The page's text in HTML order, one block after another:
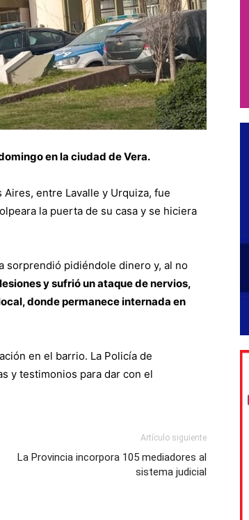
en la ciudad de Vera.
entre Lavalle y Urquiza, fue
la puerta de su casa y se hiciera
sorprendió pidiéndole dinero y, al no
y sufrió un ataque de nervios,
donde permanece internada en
en el barrio. La Policía de
y testimonios para dar con el
Artículo siguiente
La Provincia incorpora 105 mediadores al
sistema judicial